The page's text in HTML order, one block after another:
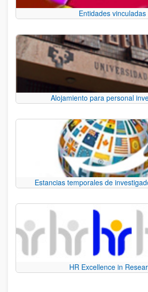
Entidades vinculadas
Alojamiento para personal
Estancias temporales de
HR Excellence in